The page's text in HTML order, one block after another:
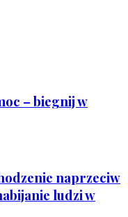
– biegnij w
naprzeciw
ludzi w